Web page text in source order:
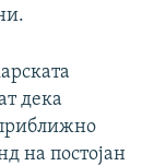
дека
на постојан